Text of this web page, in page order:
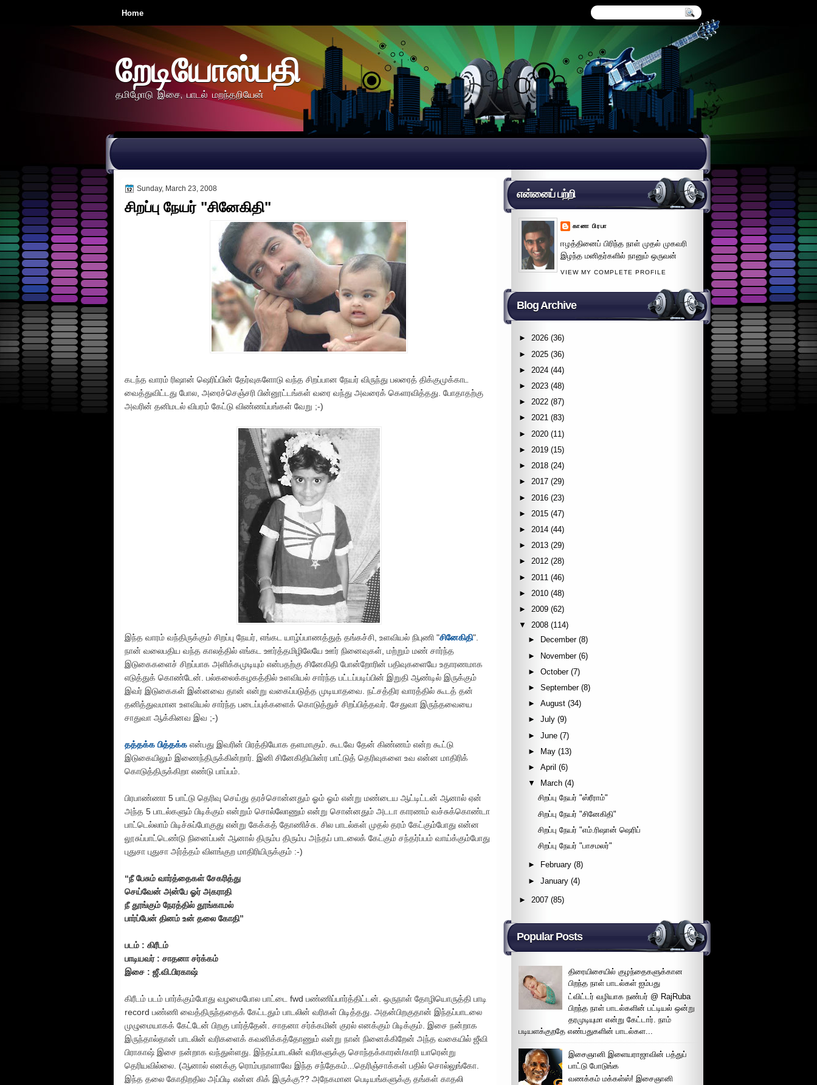
Home
றேடியோஸ்பதி
தமிழோடு இசை, பாடல் மறந்தறியேன்
Sunday, March 23, 2008
சிறப்பு நேயர் "சினேகிதி"
கடந்த வாரம் ரிஷான் ஷெரிப்பின் தேர்வுகளோடு வந்த சிறப்பான நேயர் விருந்து பலரைத் திக்குமுக்காட
வைத்துவிட்டது போல, அரைச்செஞ்சரி பின்னூட்டங்கள் வரை வந்து அவரைக் கெளரவித்தது. போதாதற்கு
அவரின் தனிமடல் விபரம் கேட்டு விண்ணப்பங்கள் வேறு ;-)
இந்த வாரம் வந்திருக்கும் சிறப்பு நேயர், எங்கட யாழ்ப்பாணத்துத் தங்கச்சி, உளவியல் நிபுணி "சினேகிதி".
நான் வலைபதிய வந்த காலத்தில் எங்கட ஊர்த்தமிழிலேயே ஊர் நினைவுகள், மற்றும் மண் சார்ந்த
இடுகைகளைச் சிறப்பாக அளிக்கமுடியும் என்பதற்கு சினேகிதி போன்றோரின் பதிவுகளையே உதாரணமாக
எடுத்துக் கொண்டேன். பல்கலைக்கழகத்தில் உளவியல் சார்ந்த பட்டப்படிப்பின் இறுதி ஆண்டில் இருக்கும்
இவர் இடுகைகள் இன்னவை தான் என்று வகைப்படுத்த முடியாதவை. நட்சத்திர வாரத்தில் கூடத் தன்
தனித்துவமான உளவியல் சார்ந்த படைப்புக்களைக் கொடுத்துச் சிறப்பித்தவர். சேதுவா இருந்தவையை
சாதுவா ஆக்கினவ இவ ;-)
தத்தக்க பித்தக்க என்பது இவரின் பிரத்தியோக தளமாகும். கூடவே தேன் கிண்ணம் என்ற கூட்டு
இடுகையிலும் இணைந்திருக்கின்றார். இனி சினேகிதியின்ர பாட்டுத் தெரிவுகளை உவ என்ன மாதிரிக்
கொடுத்திருக்கிறா எண்டு பாப்பம்.
பிரபாண்ணா 5 பாட்டு தெரிவு செய்து தரச்சொன்னதும் ஓம் ஓம் என்று மண்டைய ஆட்டிட்டன் ஆனால் ஏன்
அந்த 5 பாடல்களும் பிடிக்கும் என்றும் சொல்லோணும் என்று சொன்னதும் அடடா காரணம் வச்சுக்கொண்டா
பாட்டெல்லாம் பிடிச்சுப்போகுது என்று கேக்கத் தோணிச்சு. சில பாடல்கள் முதல் தரம் கேட்கும்போது என்ன
லூசுப்பாட்டெண்டு நினைப்பன் ஆனால் திரும்ப திரும்ப அந்தப் பாடலைக் கேட்கும் சந்தர்ப்பம் வாய்க்கும்போது
புதுசா புதுசா அர்த்தம் விளங்குற மாதிரியிருக்கும் :-)
“நீ பேசும் வார்த்தைகள் சேகரித்து
செய்வேன் அன்பே ஓர் அகராதி
நீ தூங்கும் நேரத்தில் தூங்காமல்
பார்ப்பேன் தினம் உன் தலை கோதி”
படம் : கிரீடம்
பாடியவர் : சாதனா சர்க்கம்
இசை : ஜீ.வி.பிரகாஷ்
கிரீடம் படம் பார்க்கும்போது வழமைபோல பாட்டை fwd பண்ணிப்பார்த்திட்டன். ஒருநாள் தோழியொருத்தி பாடி
record பண்ணி வைத்திருந்ததைக் கேட்டதும் பாடலின் வரிகள் பிடித்தது. அதன்பிறகுதான் இந்தப்பாடலை
முழுமையாகக் கேட்டேன் பிறகு பார்த்தேன். சாதனா சர்க்கமின் குரல் எனக்கும் பிடிக்கும். இசை நன்றாக
இருந்தால்தான் பாடலின் வரிகளைக் கவனிக்கத்தோணும் என்று நான் நினைக்கிறேன் அந்த வகையில் ஜீவி
பிராகாஷ் இசை நன்றாக வந்துள்ளது. இந்தப்பாடலின் வரிகளுக்கு சொந்தக்காரன்/காரி யாரென்று
தெரியவில்லை. (ஆனால் எனக்கு ரொம்பநாளாவே இந்த சந்தேகம்...தெரிஞ்சாக்கள் பதில் சொல்லுங்கோ.
இந்த தலை கோதிறதில அப்பிடி என்ன கிக் இருக்கு?? அநேகமான பெடியங்களுக்கு தங்கள் காதலி
என்னைப் பற்றி
கானா பிரபா
ஈழத்தினைப் பிரிந்த நாள் முதல் முகவரி
இழந்த மனிதர்களில் நானும் ஒருவன்
VIEW MY COMPLETE PROFILE
Blog Archive
► 2026 (36)
► 2025 (36)
► 2024 (44)
► 2023 (48)
► 2022 (87)
► 2021 (83)
► 2020 (11)
► 2019 (15)
► 2018 (24)
► 2017 (29)
► 2016 (23)
► 2015 (47)
► 2014 (44)
► 2013 (29)
► 2012 (28)
► 2011 (46)
► 2010 (48)
► 2009 (62)
▼
2008 (114)
►
December (8)
► November (6)
►October (7)
►September (8)
►August (34)
►July (9)
►June (7)
►
May (13)
►April (6)
▼
March (4)
சிறப்பு நேயர் "ஸ்ரீராம்"
சிறப்பு நேயர் "சினேகிதி"
சிறப்பு நேயர் "எம்.ரிஷான் ஷெரிப்
சிறப்பு நேயர் "பாசமலர்"
► February (8)
►January (4)
► 2007 (85)
Popular Posts
திரையிசையில் குழந்தைகளுக்கான
பிறந்த நாள் பாடல்கள் ஐம்பது
ட்விட்டர் வழியாக நண்பர் @ RajRuba
பிறந்த நாள் பாடல்களின் பட்டியல் ஒன்று
தரமுடியுமா என்று கேட்டார். நாம்
படியளக்குறதே எண்பதுகளின் பாடல்கள...
இசைஞானி இளையராஜாவின் பத்துப்
பாட்டு போடுங்க
வணக்கம் மக்கள்ஸ்! இசைஞானி